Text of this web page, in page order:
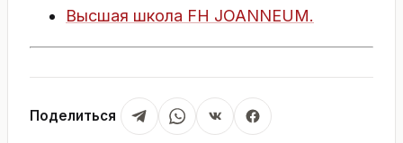
Высшая школа FH JOANNEUM.
Поделиться